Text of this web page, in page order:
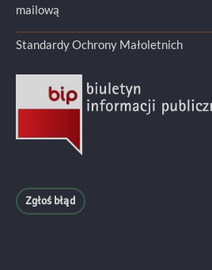
mailową
Standardy Ochrony Małoletnich
Zgłoś błąd